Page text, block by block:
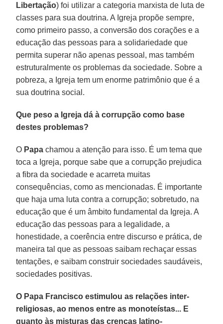
Libertação) foi utilizar a categoria marxista de luta de
classes para sua doutrina. A Igreja propõe sempre,
como primeiro passo, a conversão dos corações e a
educação das pessoas para a solidariedade que
permita superar não apenas pessoal, mas também
estruturalmente os problemas da sociedade. Sobre a
pobreza, a Igreja tem um enorme patrimônio que é a
sua doutrina social.
Que peso a Igreja dá à corrupção como base
destes problemas?
O Papa chamou a atenção para isso. É um tema que
toca a Igreja, porque sabe que a corrupção prejudica
a fibra da sociedade e acarreta muitas
consequências, como as mencionadas. É importante
que haja uma luta contra a corrupção; sobretudo, na
educação que é um âmbito fundamental da Igreja. A
educação das pessoas para a legalidade, a
honestidade, a coerência entre discurso e prática, de
maneira tal que as pessoas saibam rechaçar essas
tentações, e saibam construir sociedades saudáveis,
sociedades positivas.
O Papa Francisco estimulou as relações inter-
religiosas, ao menos entre as monoteístas... E
quanto às misturas das crenças latino-